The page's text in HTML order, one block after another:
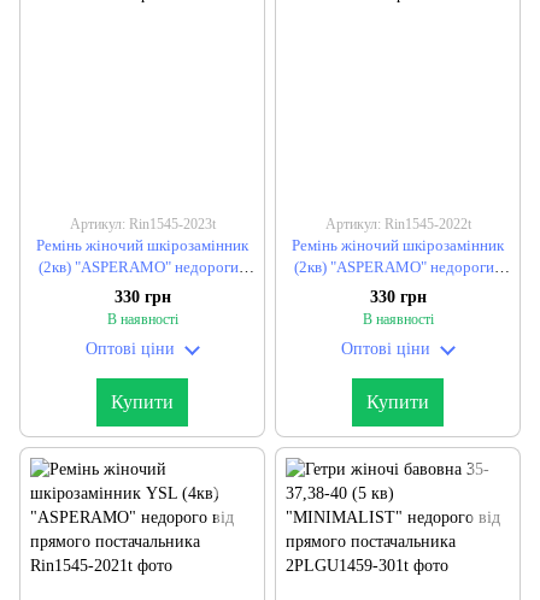
Артикул: Rin1545-2023t
Ремінь жіночий шкірозамінник
(2кв) "ASPERAMO" недорогий
від прямого постачальника
330 грн
В наявності
Оптові ціни
Купити
Артикул: Rin1545-2022t
Ремінь жіночий шкірозамінник
(2кв) "ASPERAMO" недорогий
від прямого постачальника
330 грн
В наявності
Оптові ціни
Купити